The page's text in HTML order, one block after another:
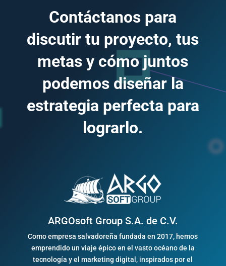
Contáctanos para
discutir tu proyecto, tus
metas y cómo juntos
podemos diseñar la
estrategia perfecta para
lograrlo.
ARGOsoft Group S.A. de C.V.
Como empresa salvadoreña fundada en 2017, hemos
emprendido un viaje épico en el vasto océano de la
tecnología y el marketing digital, inspirados por el